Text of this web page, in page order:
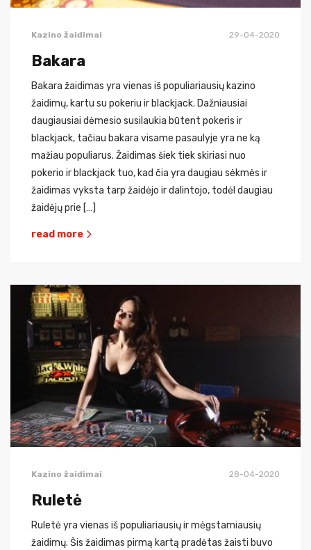
Kazino žaidimai 29-04-2020
Bakara
Bakara žaidimas yra vienas iš populiariausių kazino
žaidimų, kartu su pokeriu ir blackjack. Dažniausiai
daugiausiai dėmesio susilaukia būtent pokeris ir
blackjack, tačiau bakara visame pasaulyje yra ne ką
mažiau populiarus. Žaidimas šiek tiek skiriasi nuo
pokerio ir blackjack tuo, kad čia yra daugiau sėkmės ir
žaidimas vyksta tarp žaidėjo ir dalintojo, todėl daugiau
žaidėjų prie […]
read more
Kazino žaidimai 28-04-2020
Ruletė
Ruletė yra vienas iš populiariausių ir mėgstamiausių
žaidimų. Šis žaidimas pirmą kartą pradėtas žaisti buvo